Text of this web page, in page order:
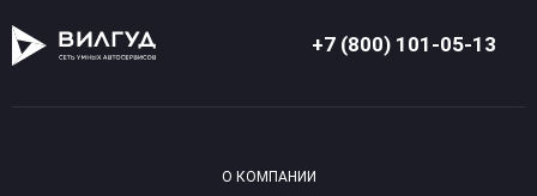
+7 (800) 101-05-13
О КОМПАНИИ